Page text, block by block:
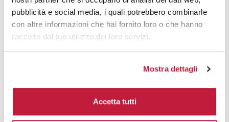
pubblicità e social media, i quali potrebbero combinarle
con altre informazioni che hai fornito loro o che hanno
raccolto dal tuo utilizzo dei loro servizi.
Mostra dettagli
Accetta tutti